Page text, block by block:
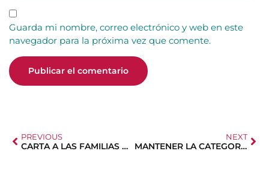
Guarda mi nombre, correo electrónico y web en este
navegador para la próxima vez que comente.
PREVIOUS
CARTA A LAS FAMILIAS DE NUESTRO PSICÓLOGO
NEXT
MANTENER LA CATEGORÍA EN SUPUESTOS ESPECIALES